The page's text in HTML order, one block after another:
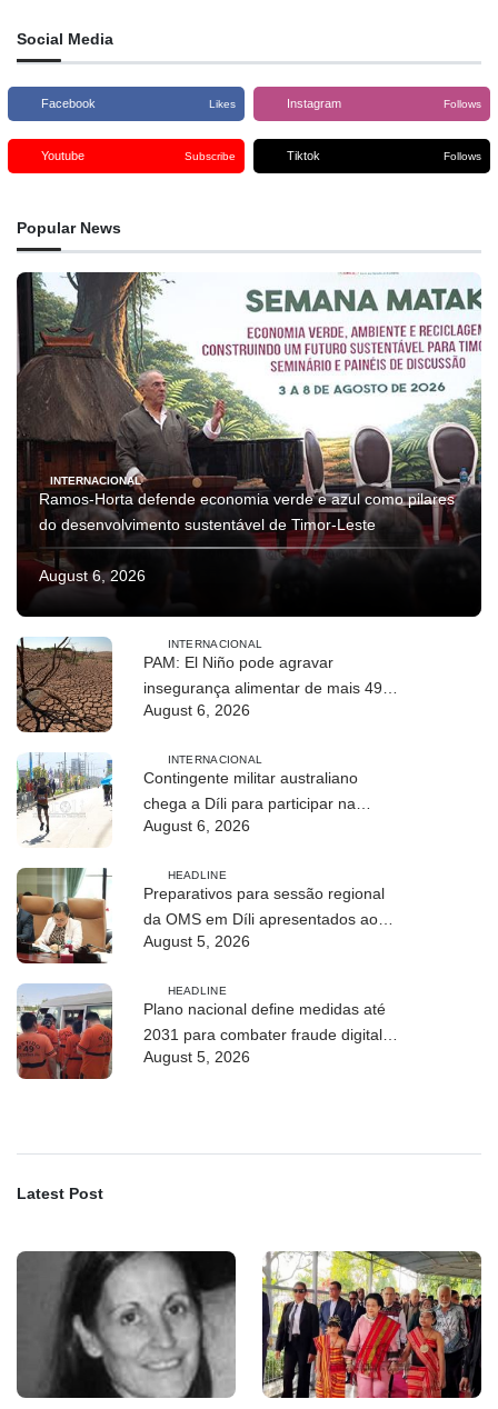
Social Media
Facebook Likes Instagram Follows
Youtube Subscribe Tiktok Follows
Popular News
INTERNACIONAL
Ramos-Horta defende economia verde e azul como pilares
do desenvolvimento sustentável de Timor-Leste
August 6, 2026
INTERNACIONAL
PAM: El Niño pode agravar
insegurança alimentar de mais 49
milhões de pessoas até 2027
August 6, 2026
INTERNACIONAL
Contingente militar australiano
chega a Díli para participar na
Maratona Internacional de 2026
August 6, 2026
HEADLINE
Preparativos para sessão regional
da OMS em Díli apresentados ao
Conselho de Ministros
August 5, 2026
HEADLINE
Plano nacional define medidas até
2031 para combater fraude digital e
tráfico de pessoas
August 5, 2026
Latest Post